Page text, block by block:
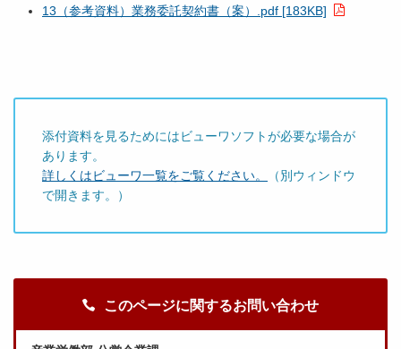
13（参考資料）業務委託契約書（案）.pdf [183KB]
添付資料を見るためにはビューワソフトが必要な場合が
あります。
詳しくはビューワ一覧をご覧ください。
（別ウィンドウ
で開きます。）
このページに関するお問い合わせ